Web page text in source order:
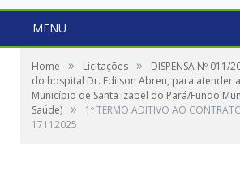
MENU
Home » Licitações »
DISPENSA Nº
do hospital Dr. Edilson Abreu, para atender
Município de Santa Izabel do Pará/Fundo
Saúde) »
1º TERMO ADITIVO AO
17112025